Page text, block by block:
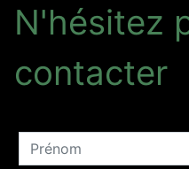
N'hésitez
contacter